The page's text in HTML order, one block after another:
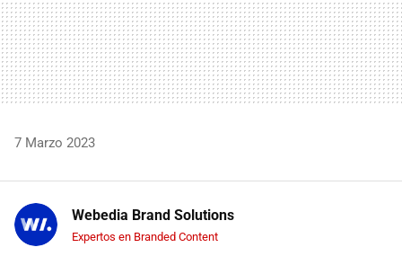
7 Marzo 2023
Webedia Brand Solutions
Expertos en Branded Content